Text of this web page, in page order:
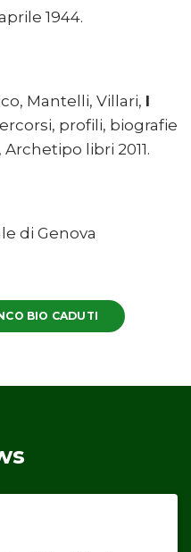
1944.
Mantelli, Villari, I
profili, biografie
libri 2011.
di Genova
BIO CADUTI